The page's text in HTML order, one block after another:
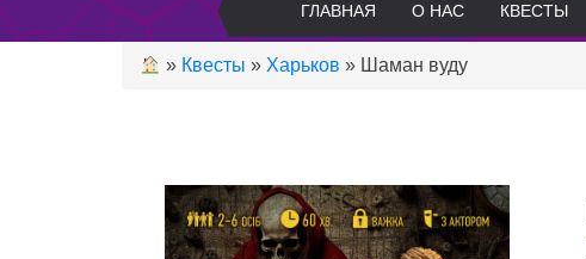
ГЛАВНАЯ О НАС КВЕСТЫ
» Квесты » Харьков » Шаман вуду